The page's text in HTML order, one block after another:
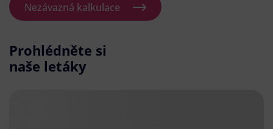
Nezávazná kalkulace
Prohlédněte si
naše letáky